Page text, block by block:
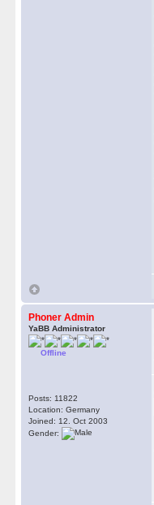
Phoner Admin
YaBB Administrator
Offline
Posts: 11822
Location: Germany
Joined: 12. Oct 2003
Gender: